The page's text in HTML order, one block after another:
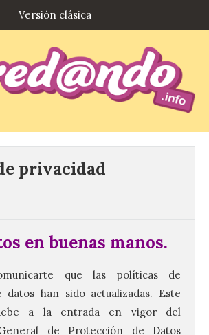
Versión clásica
privacidad
en buenas manos.
que las políticas de
han sido actualizadas. Este
a la entrada en vigor del
de Protección de Datos